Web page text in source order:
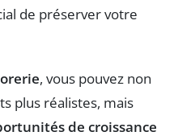
de préserver votre
, vous pouvez non
plus réalistes, mais
de croissance